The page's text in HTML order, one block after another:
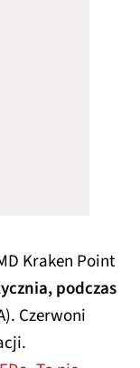
Kraken Point
podczas
Czerwoni